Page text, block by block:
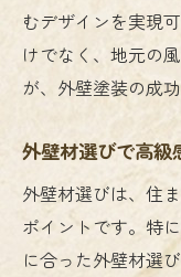
むデザインを実現
けでなく、地元の
が、外壁塗装の成
外壁材選びで高級
外壁材選びは、住
ポイントです。特
に合った外壁材選